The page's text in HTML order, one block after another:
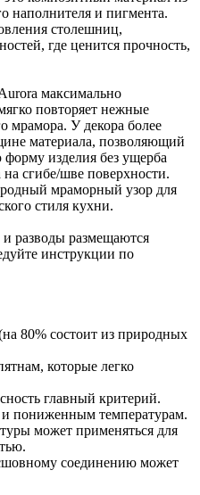
наполнителя и пигмента.
столешниц,
где ценится прочность,
максимально
повторяет нежные
мрамора. У декора более
материала, позволяющий
изделия без ущерба
сгибе/шве поверхности.
мраморный узор для
стиля кухни.
разводы размещаются
инструкции по
80% состоит из природных
которые легко
главный критерий.
пониженным температурам.
может применяться для
соединению может